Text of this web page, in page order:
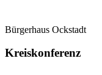
Bürgerhaus Ockstadt
Kreiskonferenz